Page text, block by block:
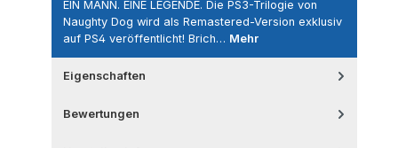
EIN MANN. EINE LEGENDE. Die PS3-Trilogie von
Naughty Dog wird als Remastered-Version exklusiv
auf PS4 veröffentlicht! Brich… Mehr
Eigenschaften
Bewertungen